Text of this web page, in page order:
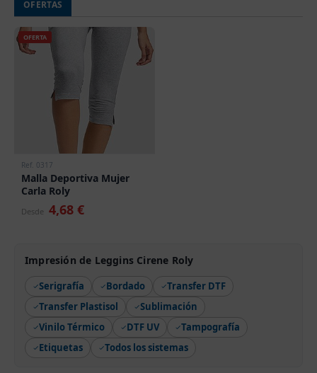
OFERTAS
OFERTA
Ref. 0317
Malla Deportiva Mujer
Carla Roly
Desde 4,68 €
Impresión de Leggins Cirene Roly
Serigrafía Bordado
Transfer DTF
Transfer Plastisol
Sublimación
Vinilo Térmico
DTF UV
Tampografía
Etiquetas
Todos los sistemas